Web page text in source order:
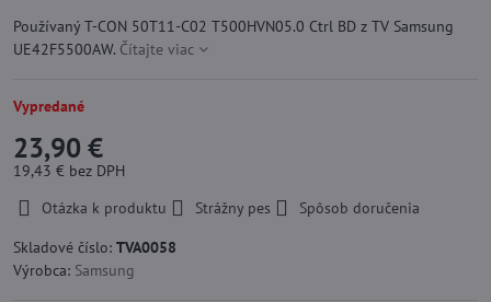
Používaný T-CON 50T11-C02 T500HVN05.0 Ctrl BD z TV Samsung
UE42F5500AW. Čítajte viac
Vypredané
23,90 €
19,43 € bez DPH
Otázka k produktu
Strážny pes
Spôsob doručenia
Skladové číslo: TVA0058
Výrobca: Samsung